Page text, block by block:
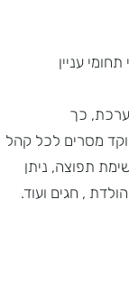
עניין
כך
מסרים לכל קהל
תפוצה, ניתן
, חגים ועוד.